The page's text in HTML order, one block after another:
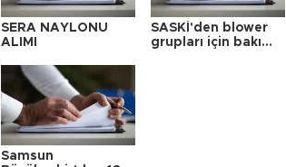
SERA NAYLONU
ALIMI
SASKİ'den blower
grupları için bakım
Samsun